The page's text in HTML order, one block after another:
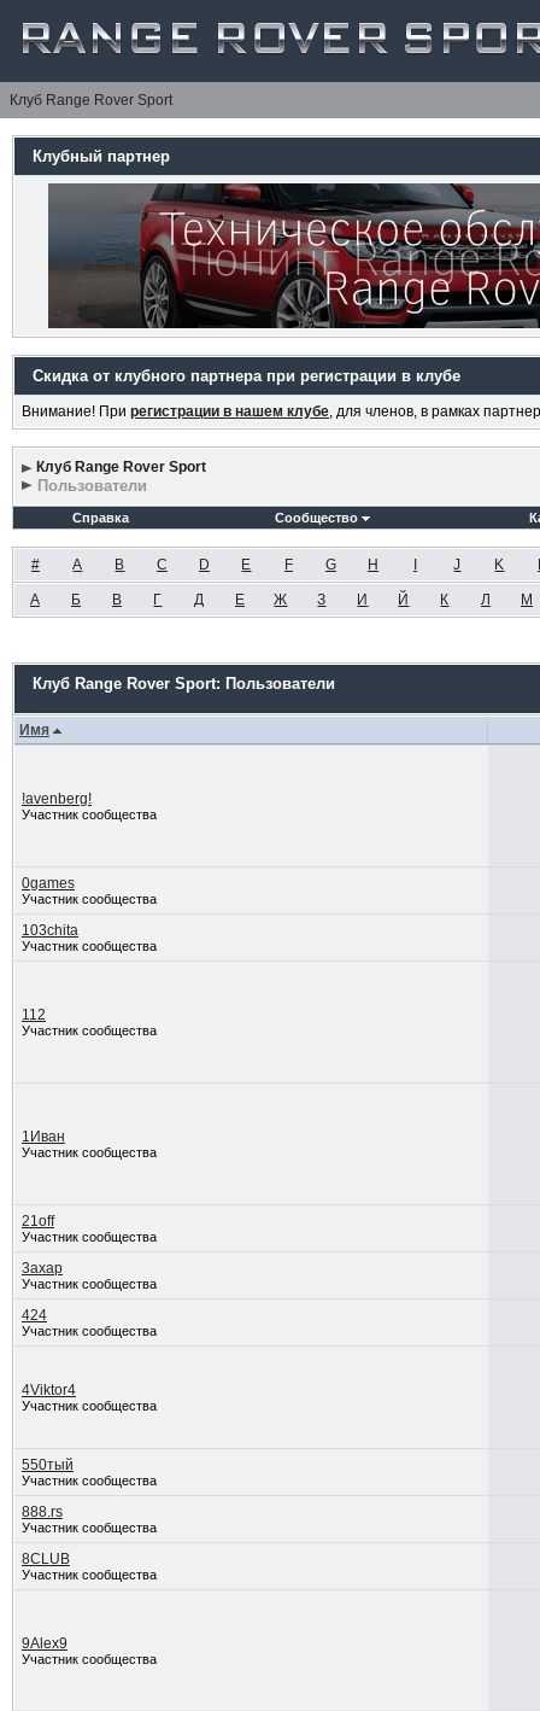
Клуб Range Rover Sport
Клубный партнер
Скидка от клубного партнера при регистрации в клубе
Внимание! При регистрации в нашем клубе, для членов, в рамках
Клуб Range Rover Sport
Пользователи
Справка Сообщество
# A B C D E F G H J K
А Б В Г Д Е Ж З И Й К Л М
Клуб Range Rover Sport: Пользователи
Имя
!avenberg!
Участник сообщества
0games
Участник сообщества
103chita
Участник сообщества
112
Участник сообщества
1Иван
Участник сообщества
21off
Участник сообщества
3axap
Участник сообщества
424
Участник сообщества
4Viktor4
Участник сообщества
550тый
Участник сообщества
888.rs
Участник сообщества
8CLUB
Участник сообщества
9Alex9
Участник сообщества